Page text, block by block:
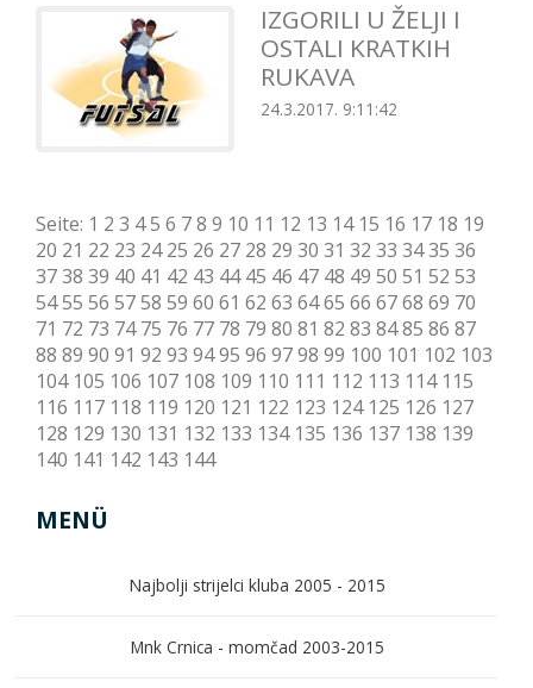
IZGORILI U ŽELJI I
OSTALI KRATKIH
RUKAVA
24.3.2017. 9:11:42
Seite: 1 2 3 45 6 78 9 10 11 12 13 14 15 16 17 18 19
20 21 22 23 24 25 26 27 28 29 30 31 32 33 3435 36
3738 39 40 41 42 43 44 45 46 47 48 49 50 51 52 53
5455 56 5758 59 60 61 62 63 6465 66 6768 69 70
71 72 73 74 75 76 77 78 79 80 81 82 83 8485 86 87
88 89 90 91 92 93 9495 96 9798 99 100 101 102 103
104 105 106 107 108 109 110 111 112 113 114 115
116 117 118 119 120 121 122 123 124 125 126 127
128 129 130 131 132 133 134 135 136 137 138 139
140 141 142 143 144
MENÜ
Najbolji strijelci kluba 2005 - 2015
Mnk Crnica - momčad 2003-2015